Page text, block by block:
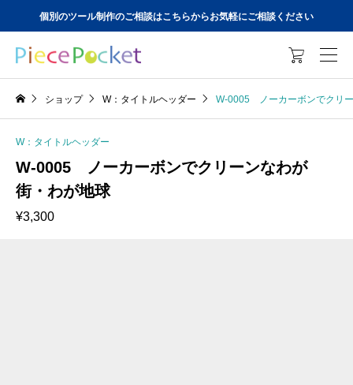
個別のツール制作のご相談はこちらからお気軽にご相談ください

ショップ W：タイトルヘッダー W-0005 ノーカーボンでクリ
W：タイトルヘッダー
W-0005 ノーカーボンでクリーンなわが
街・わが地球
¥3,300